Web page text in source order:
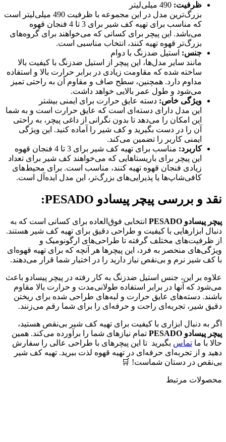
ظرفیت:
بزرگ‌ترین مدل در این مجموعه با ظرفیت 490 میلی‌لیتر است
که مناسب برای تهیه کف شیر برای 3 تا 4 فنجان قهوه
می‌باشد. این پیچر برای کسانی که می‌خواهند برای گروه‌های
بزرگ‌تر قهوه تهیه کنند، انتخاب مناسبی است.
جنس: استیل ضدزنگ با دوام
مانند سایر مدل‌ها، این پیچر از استیل ضدزنگ با کیفیت بالا
ساخته شده که مقاومت زیادی در برابر حرارت بالا و استفاده
مداوم دارد. همچنین، سطح صاف و مقاوم آن به راحتی تمیز
می‌شود و طول عمر بالایی خواهد داشت.
ویژگی خاص: دسته عایق حرارت برای ایمنی بیشتر
این مدل دارای دسته‌ای است که عایق حرارت است و به شما
این امکان را می‌دهد تا بدون نگرانی از داغی پیچر، به راحتی
آن را در دست بگیرید و کف شیر را آماده کنید. این ویژگی
ایمنی کاربر را تضمین می‌کند.
کاربرد: مناسب برای تهیه کف شیر برای 3 تا 4 فنجان قهوه
این پیچر برای باریستاهایی که می‌خواهند کف شیر برای تعداد
زیادی فنجان قهوه تهیه کنند، مناسب است. برای محیط‌های
کافی‌شاپ‌ها یا پذیرایی‌های بزرگ‌تر، این مدل ایده‌آل است.
نقد و بررسی پیچر پیسادو PESADO :
پیچر پیسادو
انتخابی فوق‌العاده برای کسانی است که به
دنبال ابزارهایی با کیفیت و طراحی دقیق برای تهیه کف شیر هستند.
از ظرفیت‌های مختلف گرفته تا طراحی‌های ارگونومیک و
ویژگی‌های منحصر به فرد، این پیچرها هر آنچه که برای تهیه قهوه‌ای
با کف شیر نرم و بی‌نقص نیاز دارید را در اختیار شما قرار می‌دهند.
علاوه بر این، جنس استیل ضدزنگ به کار رفته در پیچر پیسادو باعث
می‌شود که آنها در برابر استفاده طولانی‌مدت و حرارت بالا مقاوم
باشند. دسته‌های عایق حرارت و لبه‌های طراحی شده برای ریختن
دقیق شیر، تجربه‌ای راحت و حرفه‌ای را برای شما رقم می‌زنند.
اگر به دنبال ابزاری با کیفیت برای تهیه کف شیر بی‌نقص هستید،
پیچر پیسادو
تمام نیازهای شما را برآورده می‌کند. همین
حالا با ما تماس بگیرید تا این پیچرهای با طراحی عالی را سفارش
دهید و از تجربه‌ای حرفه‌ای در تهیه قهوه لذت ببرید. تهیه کف شیر
بی‌نقص در دستان شماست! 🛒
محصولات مرتبط